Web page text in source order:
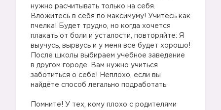
нужно расчитывать только на себя.
Вложитесь в себя по максимуму! Учитесь как
пчелка! Будет трудно, но когда хочется
плакать от боли и усталости, повторяйте: Я
выучусь, вырвусь и у меня все будет хорошо!
После школы выбираем учебное заведение
в другом городе. Вам нужно учиться
заботиться о себе! Неплохо, если вы
найдёте способ легально подработать.
Помните! У тех, кому плохо с родителями